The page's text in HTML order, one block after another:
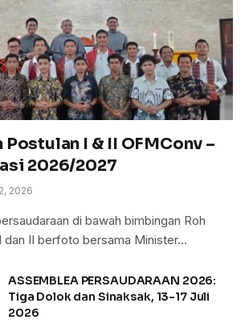
Postulan I & II OFMConv –
2026/2027
2026
di bawah bimbingan Roh
dan II berfoto bersama Minister…
ASSEMBLEA PERSAUDARAAN 2026:
Tiga Dolok dan Sinaksak, 13-17 Juli
2026